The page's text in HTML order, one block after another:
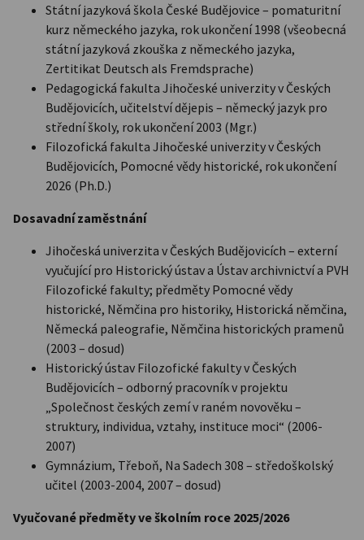
Státní jazyková škola České Budějovice – pomaturitní
kurz německého jazyka, rok ukončení 1998 (všeobecná
státní jazyková zkouška z německého jazyka,
Zertitikat Deutsch als Fremdsprache)
Pedagogická fakulta Jihočeské univerzity v Českých
Budějovicích, učitelství dějepis – německý jazyk pro
střední školy, rok ukončení 2003 (Mgr.)
Filozofická fakulta Jihočeské univerzity v Českých
Budějovicích, Pomocné vědy historické, rok ukončení
2026 (Ph.D.)
Dosavadní zaměstnání
Jihočeská univerzita v Českých Budějovicích – externí
vyučující pro Historický ústav a Ústav archivnictví a PVH
Filozofické fakulty; předměty Pomocné vědy
historické, Němčina pro historiky, Historická němčina,
Německá paleografie, Němčina historických pramenů
(2003 – dosud)
Historický ústav Filozofické fakulty v Českých
Budějovicích – odborný pracovník v projektu
„Společnost českých zemí v raném novověku –
struktury, individua, vztahy, instituce moci“ (2006-
2007)
Gymnázium, Třeboň, Na Sadech 308 – středoškolský
učitel (2003-2004, 2007 – dosud)
Vyučované předměty ve školním roce 2025/2026